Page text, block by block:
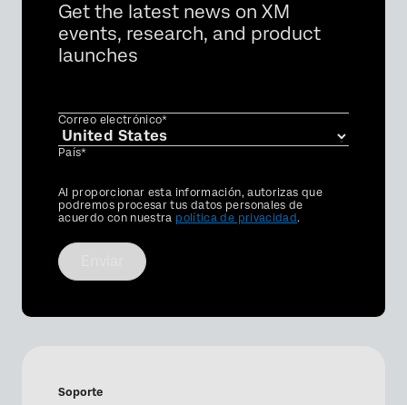
Get the latest news on XM
events, research, and product
launches
Correo electrónico*
País*
Privacy
Optin
Al proporcionar esta información, autorizas que
podremos procesar tus datos personales de
acuerdo con nuestra política de privacidad.
Soporte